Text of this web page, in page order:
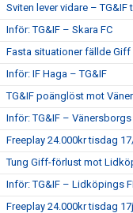
Sviten lever vidare –
Inför: TG&IF – Skara FC
Fasta situationer fällde
Inför: IF Haga – TG&IF
TG&IF poänglöst mot
Inför: TG&IF – Vänersborgs
Freeplay 24.000kr tisdag
Tung Giff-förlust mot
Inför: TG&IF – Lidköpings
Freeplay 24.000kr tisdag